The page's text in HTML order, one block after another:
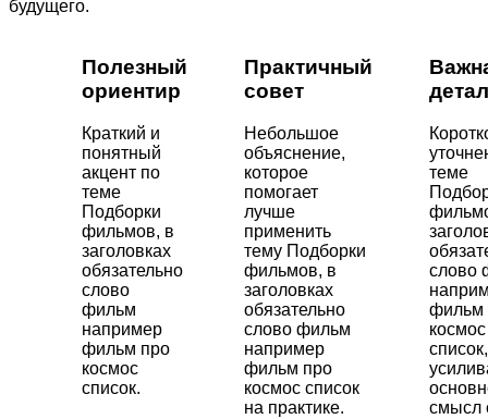
будущего.
Полезный
ориентир
Краткий и
понятный
акцент по
теме
Подборки
фильмов, в
заголовках
обязательно
слово
фильм
например
фильм про
космос
список.
Практичный
совет
Небольшое
объяснение,
которое
помогает
лучше
применить
тему Подборки
фильмов, в
заголовках
обязательно
слово фильм
например
фильм про
космос список
на практике.
теме
слово
фильм
космос
список,
смысл